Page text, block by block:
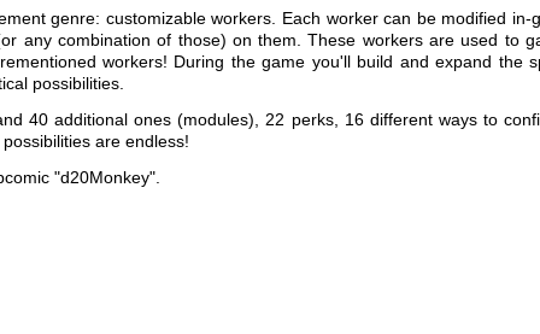
genre: customizable workers. Each worker can be modified in-
any combination of those) on them. These workers are used to
workers! During the game you'll build and expand the
possibilities.
40 additional ones (modules), 22 perks, 16 different ways to
are endless!
"d20Monkey".